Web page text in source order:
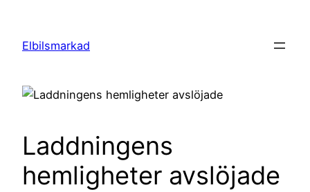
innehåll
Elbilsmarkad
Laddningens
hemligheter avslöjade